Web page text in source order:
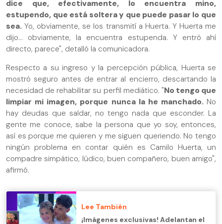
dice que, efectivamente, lo encuentra mino,
estupendo, que está soltera y que puede pasar lo que
sea. Yo, obviamente, se los transmití a Huerta. Y Huerta me
dijo... obviamente, la encuentra estupenda. Y entró ahí
directo, parece", detalló la comunicadora.
Respecto a su ingreso y la percepción pública, Huerta se
mostró seguro antes de entrar al encierro, descartando la
necesidad de rehabilitar su perfil mediático. "No tengo que
limpiar mi imagen, porque nunca la he manchado. No
hay deudas que saldar, no tengo nada que esconder. La
gente me conoce, sabe la persona que yo soy, entonces,
así es porque me quieren y me siguen queriendo. No tengo
ningún problema en contar quién es Camilo Huerta, un
compadre simpático, lúdico, buen compañero, buen amigo",
afirmó.
Lee También
¡Imágenes exclusivas! Adelantan el